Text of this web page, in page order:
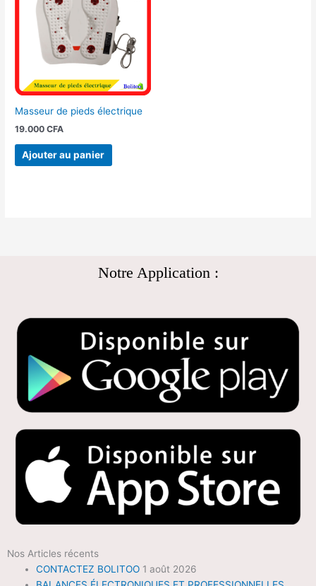
Masseur de pieds électrique
19.000CFA
Ajouter au panier
Notre Application :
Nos Articles récents
CONTACTEZ BOLITOO 1 août 2026